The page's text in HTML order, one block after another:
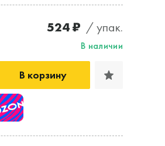
524 ₽ / упак.
В наличии
В корзину